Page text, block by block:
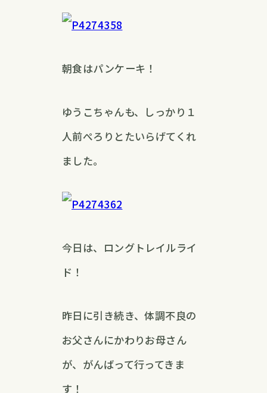
朝食はパンケーキ！
ゆうこちゃんも、しっかり１
人前ぺろりとたいらげてくれ
ました。
今日は、ロングトレイルライ
ド！
昨日に引き続き、体調不良の
お父さんにかわりお母さん
が、がんばって行ってきま
す！